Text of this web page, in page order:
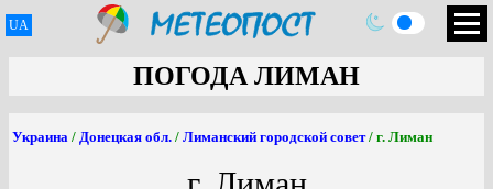
UA
ПОГОДА ЛИМАН
Украина / Донецкая обл. / Лиманский городской совет/ г. Лиман